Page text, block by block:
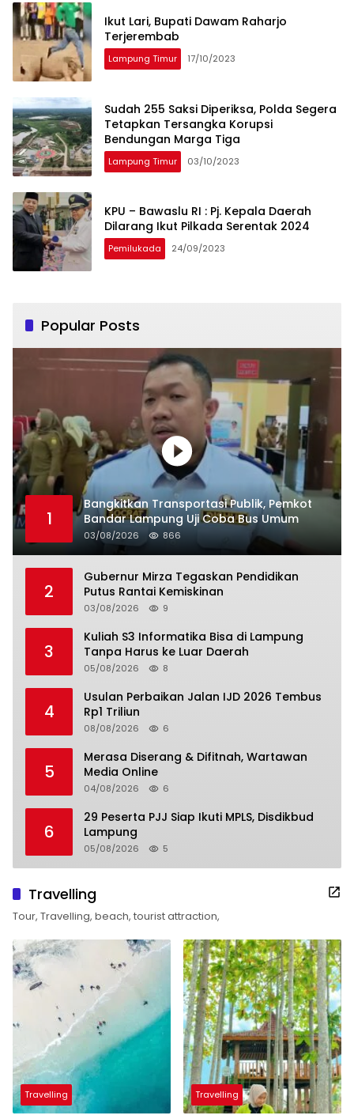
Ikut Lari, Bupati Dawam Raharjo
Terjerembab
Lampung Timur 17/10/2023
Sudah 255 Saksi Diperiksa, Polda Segera
Tetapkan Tersangka Korupsi
Bendungan Marga Tiga
Lampung Timur 03/10/2023
KPU – Bawaslu RI : Pj. Kepala Daerah
Dilarang Ikut Pilkada Serentak 2024
Pemilukada 24/09/2023
Popular Posts
1
Bangkitkan Transportasi Publik, Pemkot
Bandar Lampung Uji Coba Bus Umum
03/08/2026 866
2
Gubernur Mirza Tegaskan Pendidikan
Putus Rantai Kemiskinan
03/08/2026 9
3
Kuliah S3 Informatika Bisa di Lampung
Tanpa Harus ke Luar Daerah
05/08/2026 8
4
Usulan Perbaikan Jalan IJD 2026 Tembus
Rp1 Triliun
08/08/2026 6
5
Merasa Diserang & Difitnah, Wartawan
Media Online
04/08/2026 6
6
29 Peserta PJJ Siap Ikuti MPLS, Disdikbud
Lampung
05/08/2026 5
Travelling
Tour, Travelling, beach, tourist attraction,
Travelling Travelling